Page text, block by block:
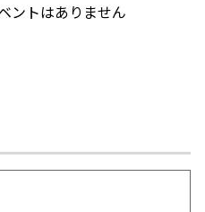
ントはありません